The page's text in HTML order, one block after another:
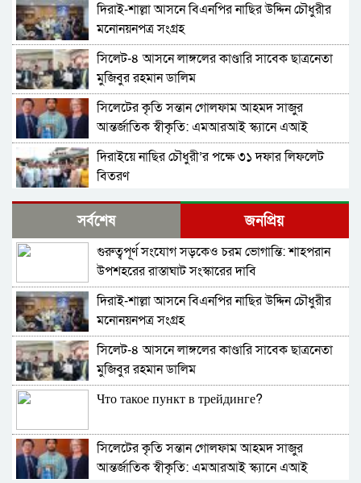
দিরাই-শাল্লা আসনে বিএনপির নাছির উদ্দিন চৌধুরীর
মনোনয়নপত্র সংগ্রহ
সিলেট-৪ আসনে লাঙ্গলের কাণ্ডারি সাবেক ছাত্রনেতা
মুজিবুর রহমান ডালিম
সিলেটের কৃতি সন্তান গোলফাম আহমদ সাজুর
আন্তর্জাতিক স্বীকৃতি: এমআরআই স্ক্যানে এআই
প্রয়োগে পিএইচডি অর্জন
দিরাইয়ে নাছির চৌধুরী’র পক্ষে ৩১ দফার লিফলেট
বিতরণ
কোম্পানীগঞ্জে বিএনপির ‘রাষ্ট্র কাঠামো মেরামত’ ৩১
দফার লিফলেট বিতরণ ও গণসংযোগ
জকিগঞ্জে আইনের তোয়াক্কা নেই! খাসজমি দখল করে
নির্বিঘ্নে ভবন বানাচ্ছেন সোনাসার বাজার কমিটির নেতা
আলাউদ্দিন আলাই
বন্ধ থাকবে সিলেটের ৭টি এলাকায় দীর্ঘ ৯ ঘণ্টা বিদ্যুৎ
নিরাপত্তাহীনতায় লাভলুর পরিবার: সিলেটে সশস্ত্র
হামলায়, লুন্ঠিত অর্থ-স্বর্ণ
জলবায়ূ পরিবর্তনে হুমকির মুখে সিলেট
বৈশ্বিক জলবায়ু পরিবর্তনের বিরূপ প্রভাব-আমাদের
করণীয়
সর্বশেষ জনপ্রিয়
গুরুত্বপূর্ণ সংযোগ সড়কেও চরম ভোগান্তি: শাহপরান
উপশহরের রাস্তাঘাট সংস্কারের দাবি
দিরাই-শাল্লা আসনে বিএনপির নাছির উদ্দিন চৌধুরীর
মনোনয়নপত্র সংগ্রহ
সিলেট-৪ আসনে লাঙ্গলের কাণ্ডারি সাবেক ছাত্রনেতা
মুজিবুর রহমান ডালিম
Что такое пункт в трейдинге?
সিলেটের কৃতি সন্তান গোলফাম আহমদ সাজুর
আন্তর্জাতিক স্বীকৃতি: এমআরআই স্ক্যানে এআই